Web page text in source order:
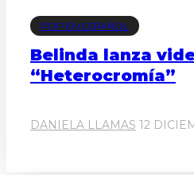
POP EN ESPAÑOL
Belinda lanza
“Heterocromía”
DANIELA LLAMAS 12